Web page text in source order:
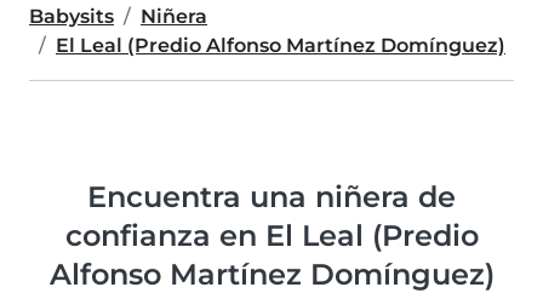
Babysits
Niñera
El Leal (Predio Alfonso Martínez Domínguez)
Encuentra una niñera de
confianza en El Leal (Predio
Alfonso Martínez Domínguez)